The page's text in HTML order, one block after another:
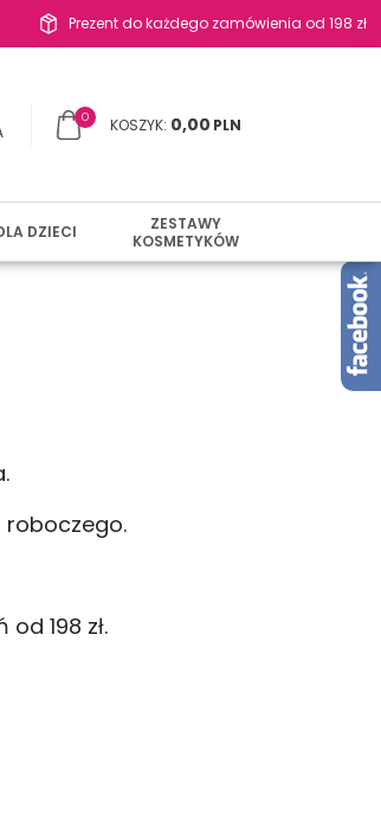
Prezent do każdego zamówienia od 198 zł
0 KOSZYK: 0,00 PLN
DZIECI
ZESTAWY
KOSMETYKÓW
roboczego.
198 zł.